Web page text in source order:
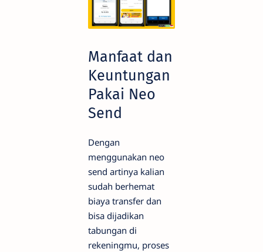
Manfaat dan
Keuntungan
Pakai Neo
Send
Dengan
menggunakan neo
send artinya kalian
sudah berhemat
biaya transfer dan
bisa dijadikan
tabungan di
rekeningmu, proses